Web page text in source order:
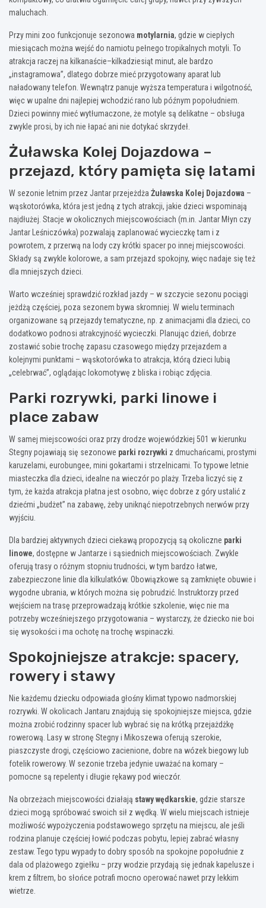
maluchach.
Przy mini zoo funkcjonuje sezonowa motylarnia, gdzie w ciepłych
miesiącach można wejść do namiotu pełnego tropikalnych motyli. To
atrakcja raczej na kilkanaście–kilkadziesiąt minut, ale bardzo
„instagramowa”, dlatego dobrze mieć przygotowany aparat lub
naładowany telefon. Wewnątrz panuje wyższa temperatura i wilgotność,
więc w upalne dni najlepiej wchodzić rano lub późnym popołudniem.
Dzieci powinny mieć wytłumaczone, że motyle są delikatne – obsługa
zwykle prosi, by ich nie łapać ani nie dotykać skrzydeł.
Żuławska Kolej Dojazdowa –
przejazd, który pamięta się latami
W sezonie letnim przez Jantar przejeżdża Żuławska Kolej Dojazdowa –
wąskotorówka, która jest jedną z tych atrakcji, jakie dzieci wspominają
najdłużej. Stacje w okolicznych miejscowościach (m.in. Jantar Młyn czy
Jantar Leśniczówka) pozwalają zaplanować wycieczkę tam i z
powrotem, z przerwą na lody czy krótki spacer po innej miejscowości.
Składy są zwykle kolorowe, a sam przejazd spokojny, więc nadaje się też
dla mniejszych dzieci.
Warto wcześniej sprawdzić rozkład jazdy – w szczycie sezonu pociągi
jeżdżą częściej, poza sezonem bywa skromniej. W wielu terminach
organizowane są przejazdy tematyczne, np. z animacjami dla dzieci, co
dodatkowo podnosi atrakcyjność wycieczki. Planując dzień, dobrze
zostawić sobie trochę zapasu czasowego między przejazdem a
kolejnymi punktami – wąskotorówka to atrakcja, którą dzieci lubią
„celebrwać”, oglądając lokomotywę z bliska i robiąc zdjęcia.
Parki rozrywki, parki linowe i
place zabaw
W samej miejscowości oraz przy drodze wojewódzkiej 501 w kierunku
Stegny pojawiają się sezonowe parki rozrywki z dmuchańcami, prostymi
karuzelami, eurobungee, mini gokartami i strzelnicami. To typowe letnie
miasteczka dla dzieci, idealne na wieczór po plaży. Trzeba liczyć się z
tym, że każda atrakcja płatna jest osobno, więc dobrze z góry ustalić z
dziećmi „budżet” na zabawę, żeby uniknąć niepotrzebnych nerwów przy
wyjściu.
Dla bardziej aktywnych dzieci ciekawą propozycją są okoliczne parki
linowe, dostępne w Jantarze i sąsiednich miejscowościach. Zwykle
oferują trasy o różnym stopniu trudności, w tym bardzo łatwe,
zabezpieczone linie dla kilkulatków. Obowiązkowe są zamknięte obuwie i
wygodne ubrania, w których można się pobrudzić. Instruktorzy przed
wejściem na trasę przeprowadzają krótkie szkolenie, więc nie ma
potrzeby wcześniejszego przygotowania – wystarczy, że dziecko nie boi
się wysokości i ma ochotę na trochę wspinaczki.
Spokojniejsze atrakcje: spacery,
rowery i stawy
Nie każdemu dziecku odpowiada głośny klimat typowo nadmorskiej
rozrywki. W okolicach Jantaru znajdują się spokojniejsze miejsca, gdzie
można zrobić rodzinny spacer lub wybrać się na krótką przejażdżkę
rowerową. Lasy w stronę Stegny i Mikoszewa oferują szerokie,
piaszczyste drogi, częściowo zacienione, dobre na wózek biegowy lub
fotelik rowerowy. W sezonie trzeba jedynie uważać na komary –
pomocne są repelenty i długie rękawy pod wieczór.
Na obrzeżach miejscowości działają stawy wędkarskie, gdzie starsze
dzieci mogą spróbować swoich sił z wędką. W wielu miejscach istnieje
możliwość wypożyczenia podstawowego sprzętu na miejscu, ale jeśli
rodzina planuje częściej łowić podczas pobytu, lepiej zabrać własny
zestaw. Tego typu wypady to dobry sposób na spokojne popołudnie z
dala od plażowego zgiełku – przy wodzie przydają się jednak kapelusze i
krem z filtrem, bo słońce potrafi mocno operować nawet przy lekkim
wietrze.